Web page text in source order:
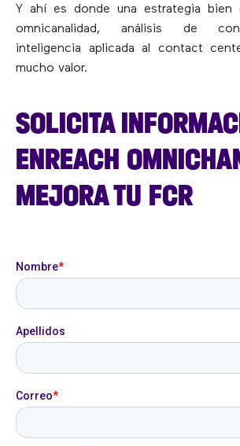
Y ahí es donde una estrategia bien
omnicanalidad, análisis de
inteligencia aplicada al contact
mucho valor.
SOLICITA
ENREACH
MEJORA TU FCR